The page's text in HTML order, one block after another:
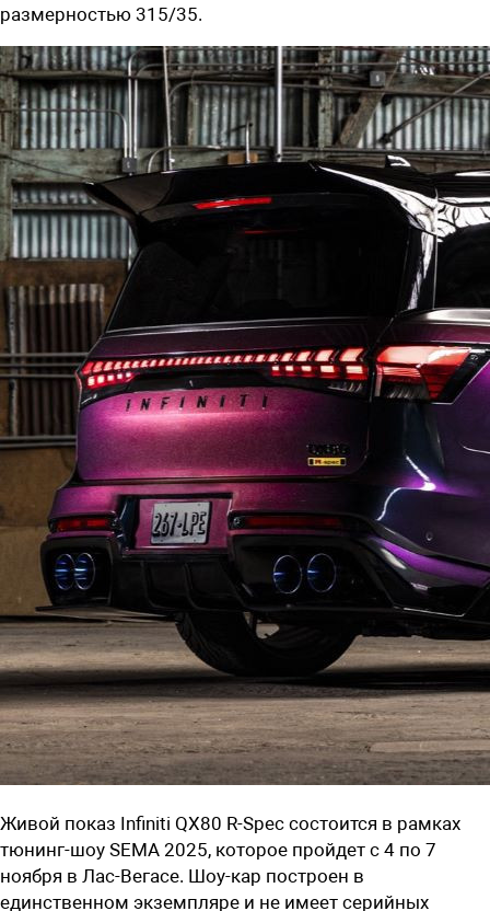
размерностью 315/35.
Живой показ Infiniti QX80 R-Spec состоится в рамках
тюнинг-шоу SEMA 2025, которое пройдет с 4 по 7
ноября в Лас-Вегасе. Шоу-кар построен в
единственном экземпляре и не имеет серийных